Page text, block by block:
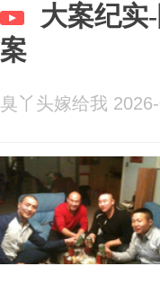
大案纪实
案
臭丫头嫁给我